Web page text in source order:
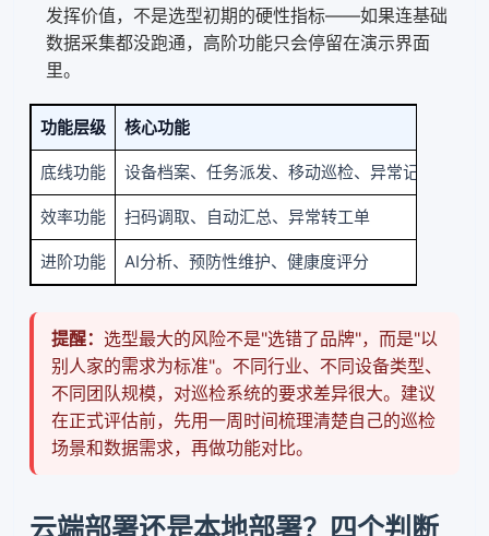
发挥价值，不是选型初期的硬性指标——如果连基础
数据采集都没跑通，高阶功能只会停留在演示界面
里。
功能层级 核心功能
底线功能 设备档案、任务派发、移动巡检、异常记录
效率功能 扫码调取、自动汇总、异常转工单
进阶功能 AI分析、预防性维护、健康度评分
提醒： 选型最大的风险不是"选错了品牌"，而是"以
别人家的需求为标准"。不同行业、不同设备类型、
不同团队规模，对巡检系统的要求差异很大。建议
在正式评估前，先用一周时间梳理清楚自己的巡检
场景和数据需求，再做功能对比。
云端部署还是本地部署？四个判断